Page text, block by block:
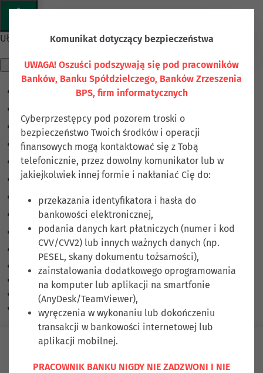
Ułatwienia dostępu
Odwróć kolory
Ciemny kontrast
Jasny kontrast
Niskie nasycenie
Wysokie nasycenie
Zaznacz linki
Zaznacz nagłówki
Czytnik ekranu
Tryb czytania
Skalowanie treści 100 %
Czcionka 100%
Wysokość linii 100%
Odstęp liter 100 %
Komunikat dotyczący bezpieczeństwa
UWAGA! Oszuści podszywają się pod pracowników
Banków, Banku Spółdzielczego, Banków Zrzeszenia
BPS, firm informatycznych
Cyberprzestępcy pod pozorem troski o
bezpieczeństwo Twoich środków i operacji
finansowych mogą kontaktować się z Tobą
telefonicznie, przez dowolny komunikator lub w
jakiejkolwiek innej formie i nakłaniać Cię do:
przekazania identyfikatora i hasła do
bankowości elektronicznej,
podania danych kart płatniczych (numer i kod
CVV/CVV2) lub innych ważnych danych (np.
PESEL, skany dokumentu tożsamości),
zainstalowania dodatkowego oprogramowania
na komputer lub aplikacji na smartfonie
(AnyDesk/TeamViewer),
wyręczenia w wykonaniu lub dokończeniu
transakcji w bankowości internetowej lub
aplikacji mobilnej.
PRACOWNIK BANKU NIGDY NIE ZADZWONI I NIE